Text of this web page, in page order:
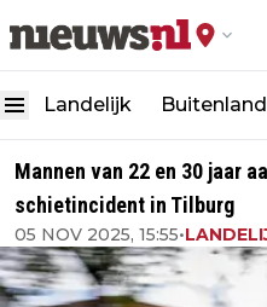
Landelijk Buitenland
Mannen van 22 en 30 jaar
schietincident in Tilburg
05 NOV 2025, 15:55•